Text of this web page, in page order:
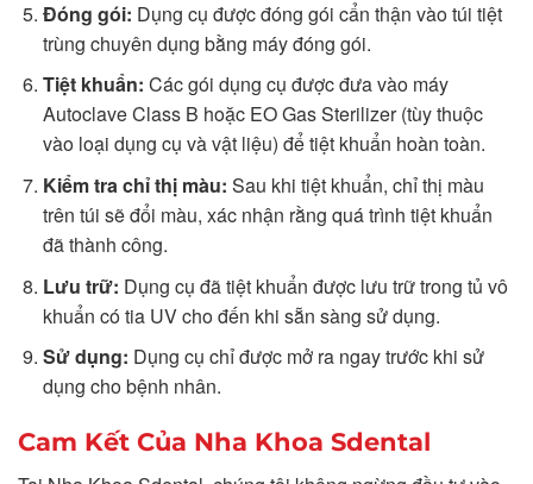
Đóng gói: Dụng cụ được đóng gói cẩn thận vào túi tiệt
trùng chuyên dụng bằng máy đóng gói.
Tiệt khuẩn: Các gói dụng cụ được đưa vào máy
Autoclave Class B hoặc EO Gas Sterilizer (tùy thuộc
vào loại dụng cụ và vật liệu) để tiệt khuẩn hoàn toàn.
Kiểm tra chỉ thị màu: Sau khi tiệt khuẩn, chỉ thị màu
trên túi sẽ đổi màu, xác nhận rằng quá trình tiệt khuẩn
đã thành công.
Lưu trữ: Dụng cụ đã tiệt khuẩn được lưu trữ trong tủ vô
khuẩn có tia UV cho đến khi sẵn sàng sử dụng.
Sử dụng: Dụng cụ chỉ được mở ra ngay trước khi sử
dụng cho bệnh nhân.
Cam Kết Của Nha Khoa Sdental